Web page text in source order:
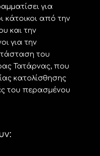
για
κάτοικοι από την
και την
για την
του
Τατάρνας, που
κατολίσθησης
του περασμένου